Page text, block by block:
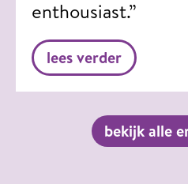
enthousiast.”
lees verder
bekijk alle